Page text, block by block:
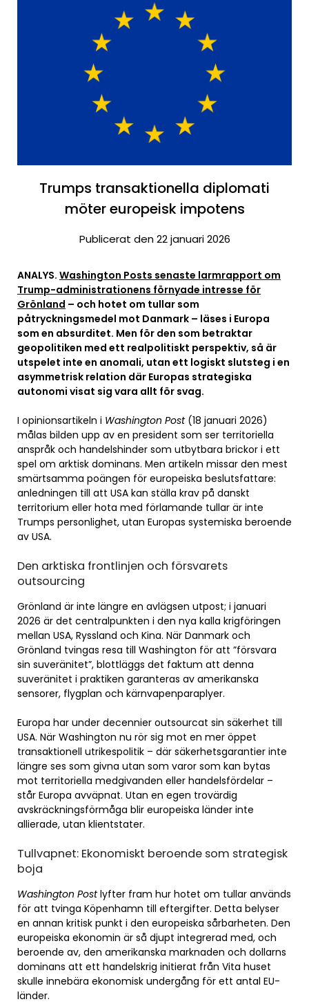
Trumps transaktionella diplomati
möter europeisk impotens
Publicerat den 22 januari 2026
ANALYS. Washington Posts senaste larmrapport om
Trump-administrationens förnyade intresse för
Grönland – och hotet om tullar som
påtryckningsmedel mot Danmark – läses i Europa
som en absurditet. Men för den som betraktar
geopolitiken med ett realpolitiskt perspektiv, så är
utspelet inte en anomali, utan ett logiskt slutsteg i en
asymmetrisk relation där Europas strategiska
autonomi visat sig vara allt för svag.
I opinionsartikeln i Washington Post(18 januari 2026)
målas bilden upp av en president som ser territoriella
anspråk och handelshinder som utbytbara brickor i ett
spel om arktisk dominans. Men artikeln missar den mest
smärtsamma poängen för europeiska beslutsfattare:
anledningen till att USA kan ställa krav på danskt
territorium eller hota med förlamande tullar är inte
Trumps personlighet, utan Europas systemiska beroende
av USA.
Den arktiska frontlinjen och försvarets
outsourcing
Grönland är inte längre en avlägsen utpost; i januari
2026 är det centralpunkten i den nya kalla krigföringen
mellan USA, Ryssland och Kina. När Danmark och
Grönland tvingas resa till Washington för att ”försvara
sin suveränitet”, blottläggs det faktum att denna
suveränitet i praktiken garanteras av amerikanska
sensorer, flygplan och kärnvapenparaplyer.
Europa har under decennier outsourcat sin säkerhet till
USA. När Washington nu rör sig mot en mer öppet
transaktionell utrikespolitik – där säkerhetsgarantier inte
längre ses som givna utan som varor som kan bytas
mot territoriella medgivanden eller handelsfördelar –
står Europa avväpnat. Utan en egen trovärdig
avskräckningsförmåga blir europeiska länder inte
allierade, utan klientstater.
Tullvapnet: Ekonomiskt beroende som strategisk
boja
Washington Postlyfter fram hur hotet om tullar används
för att tvinga Köpenhamn till eftergifter. Detta belyser
en annan kritisk punkt i den europeiska sårbarheten. Den
europeiska ekonomin är så djupt integrerad med, och
beroende av, den amerikanska marknaden och dollarns
dominans att ett handelskrig initierat från Vita huset
skulle innebära ekonomisk undergång för ett antal EU-
länder.